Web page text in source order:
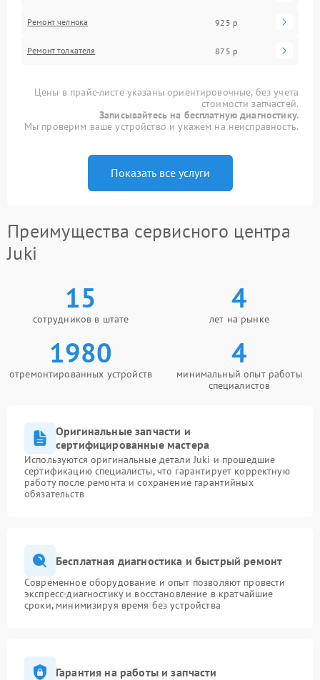
Ремонт челнока 925 р
Ремонт толкателя 875 р
Цены в прайс-листе указаны ориентировочные, без учета
стоимости запчастей.
Записывайтесь на бесплатную диагностику.
Мы проверим ваше устройство и укажем на неисправность.
Показать все услуги
Преимущества сервисного центра
Juki
15
сотрудников в штате
4
лет на рынке
1980
отремонтированных устройств
4
минимальный опыт работы
специалистов
Оригинальные запчасти и
сертифицированные мастера
Используются оригинальные детали Juki и прошедшие
сертификацию специалисты, что гарантирует корректную
работу после ремонта и сохранение гарантийных
обязательств
Бесплатная диагностика и быстрый ремонт
Современное оборудование и опыт позволяют провести
экспресс-диагностику и восстановление в кратчайшие
сроки, минимизируя время без устройства
Гарантия на работы и запчасти